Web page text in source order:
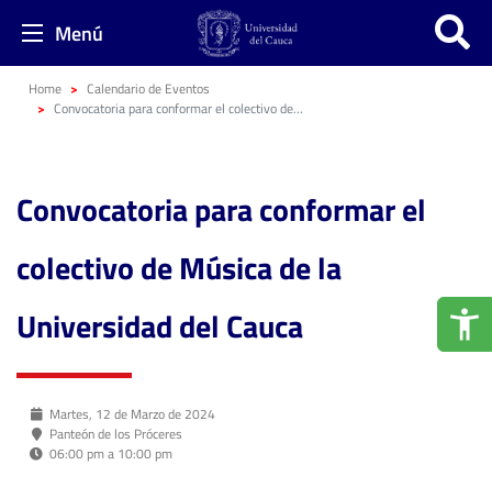
Menú
Home
Calendario de Eventos
Convocatoria para conformar el colectivo de Música de la Universidad del Cauca
Convocatoria para conformar el
colectivo de Música de la
Universidad del Cauca
Martes, 12 de Marzo de 2024
Panteón de los Próceres
06:00 pm a 10:00 pm